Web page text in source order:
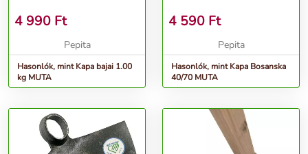
4 990 Ft
Pepita
Hasonlók, mint Kapa bajai 1.00
kg MUTA
4 590 Ft
Pepita
Hasonlók, mint Kapa Bosanska
40/70 MUTA